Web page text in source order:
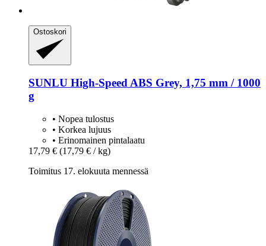
Ostoskori
SUNLU High-​Speed ABS Grey, 1,75 mm / 1000
g
• Nopea tulostus
• Korkea lujuus
• Erinomainen pintalaatu
17,79 € (17,79 € / kg)
Toimitus 17. elokuuta mennessä